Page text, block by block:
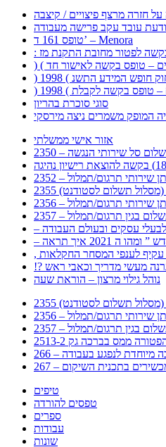
טופס 161 ד’ – Menora
סוגי סוכרת בהריון
המופק משמרים ניצה מירסקי
אזור אישי ממשלתי
תשלום סל שירותי הנגשה
שירותי תרגום/תמלול
(מסלול תשלום לסטודנט)
מתן שירותי תרגום/תמלול
תשלום בגין תרגום/תמלול
2021 איך תראה
מעשי מדריך וכאבי ראש
נוהל גילוי מרצון – הוראת שעה
(מסלול תשלום לסטודנט)
מתן שירותי תרגום/תמלול
תשלום בגין תרגום/תמלול
מיוחדת לנפגע בעבודה
בתכנית השיקום
טיפים
טפסים להורדה
ספרים
עבודות
שונות